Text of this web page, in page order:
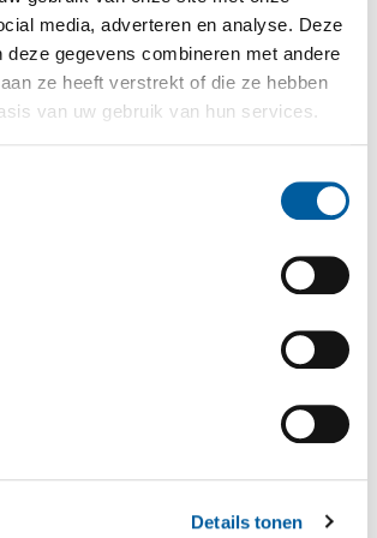
media, adverteren en analyse. Deze
deze gegevens combineren met andere
ze heeft verstrekt of die ze hebben
van uw gebruik van hun services.
Details tonen